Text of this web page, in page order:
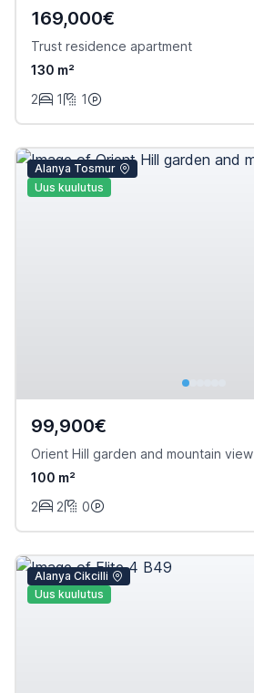
169,000€
Trust residence apartment
130 m²
2
1 1
Alanya Tosmur
Uus kuulutus
99,900€
Orient Hill garden and mountain view
100 m²
2
2 0
Alanya Cikcilli
Uus kuulutus